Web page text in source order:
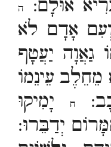
אוּלָם:
ה
אָדָם לֹא
גַאֲוָה יַעֲטָף
מֵחֵלֶב עֵינֵמוֹ
ח
יָמִיקוּ
יְדַבֵּרוּ: